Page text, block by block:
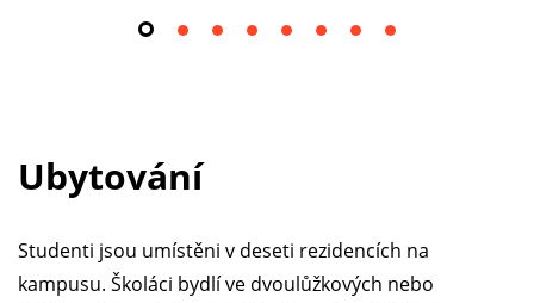
Ubytování
Studenti jsou umístěni v deseti rezidencích na
kampusu. Školáci bydlí ve dvoulůžkových nebo